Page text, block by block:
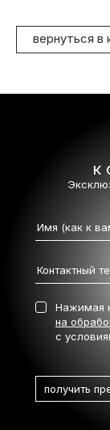
вернуться в
к
Нажимая
на
с